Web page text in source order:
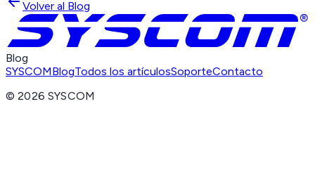
Volver al Blog
Blog
SYSCOMBlogTodos los artículosSoporteContacto
©2026 SYSCOM